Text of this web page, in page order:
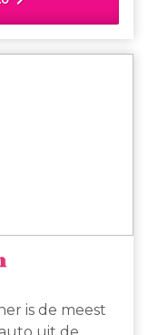
is de meest